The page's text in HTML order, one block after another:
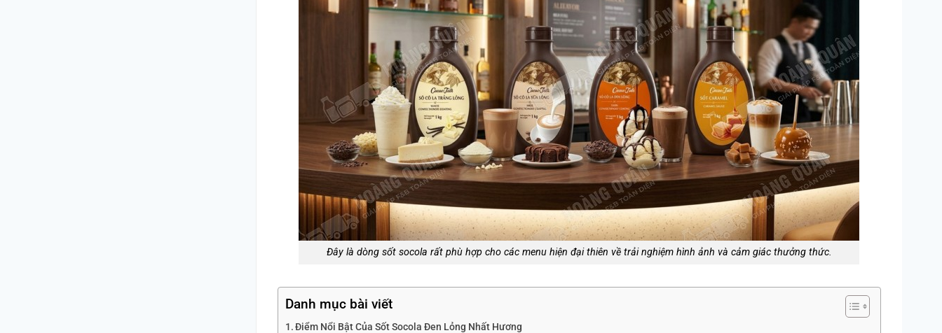
Đây là dòng sốt socola rất phù hợp cho các menu hiện đại thiên về trải nghiệm hình ảnh và cảm giác thưởng thức.
Danh mục bài viết
Điểm Nổi Bật Của Sốt Socola Đen Lỏng Nhất Hương